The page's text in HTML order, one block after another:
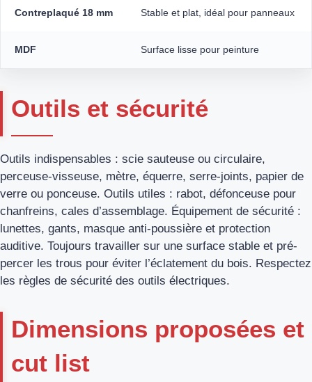
Contreplaqué 18 mm Stable et plat, idéal pour panneaux
MDF Surface lisse pour peinture
Outils et sécurité
Outils indispensables : scie sauteuse ou circulaire,
perceuse-visseuse, mètre, équerre, serre-joints, papier de
verre ou ponceuse. Outils utiles : rabot, défonceuse pour
chanfreins, cales d’assemblage. Équipement de sécurité :
lunettes, gants, masque anti-poussière et protection
auditive. Toujours travailler sur une surface stable et pré-
percer les trous pour éviter l’éclatement du bois. Respectez
les règles de sécurité des outils électriques.
Dimensions proposées et
cut list